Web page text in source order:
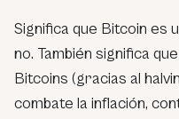
Significa que Bitcoin es
no. También significa
Bitcoins (gracias al
combate la inflación,